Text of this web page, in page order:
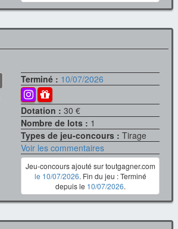
Terminé : 10/07/2026
Dotation :30 €
Nombre de lots : 1
Types de jeu-concours :Tirage
Voir les commentaires
Jeu-concours ajouté sur toutgagner.com
le 10/07/2026. Fin du jeu : Terminé
depuis le 10/07/2026.